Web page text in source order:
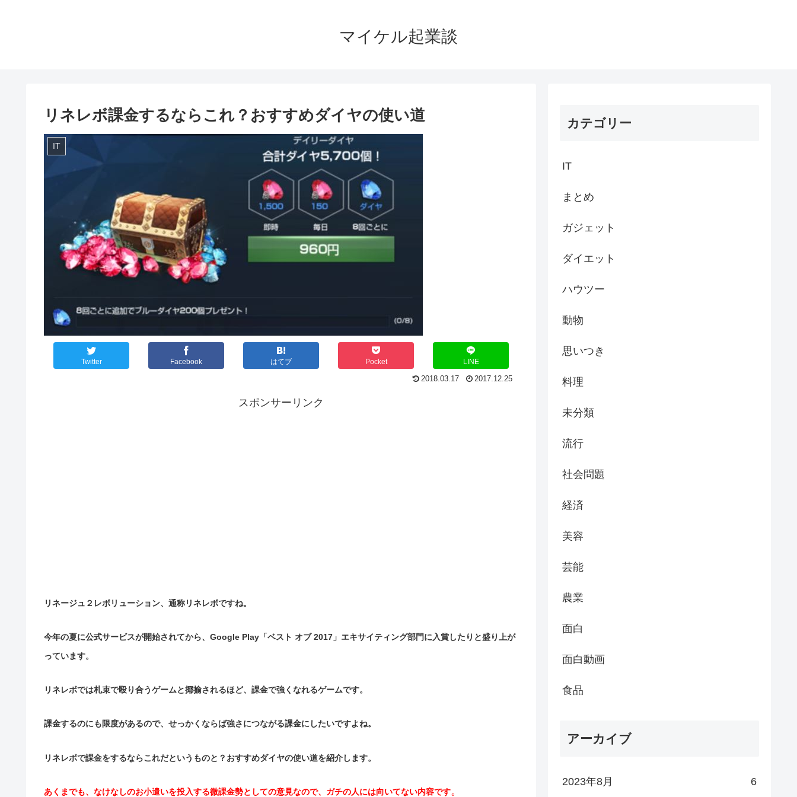
マイケル起業談
リネレボ課金するならこれ？おすすめダイヤの使い道
IT
Twitter Facebook はてブ Pocket LINE
2018.03.17 2017.12.25
スポンサーリンク
リネージュ２レボリューション、通称リネレボですね。
今年の夏に公式サービスが開始されてから、Google Play「ベスト オブ 2017」エキサイティング部門に入賞したりと盛り上が
っています。
リネレボでは札束で殴り合うゲームと揶揄されるほど、課金で強くなれるゲームです。
課金するのにも限度があるので、せっかくならば強さにつながる課金にしたいですよね。
リネレボで課金をするならこれだというものと？おすすめダイヤの使い道を紹介します。
あくまでも、なけなしのお小遣いを投入する微課金勢としての意見なので、ガチの人には向いてない内容です。
カテゴリー
IT
まとめ
ガジェット
ダイエット
ハウツー
動物
思いつき
料理
未分類
流行
社会問題
経済
美容
芸能
農業
面白
面白動画
食品
アーカイブ
2023年8月 6